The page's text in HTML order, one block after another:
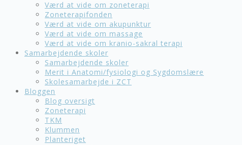
Værd at vide om zoneterapi
Zoneterapifonden
Værd at vide om akupunktur
Værd at vide om massage
Værd at vide om kranio-sakral terapi
Samarbejdende skoler
Samarbejdende skoler
Merit i Anatomi/fysiologi og Sygdomslære
Skolesamarbejde i ZCT
Bloggen
Blog oversigt
Zoneterapi
TKM
Klummen
Planteriget